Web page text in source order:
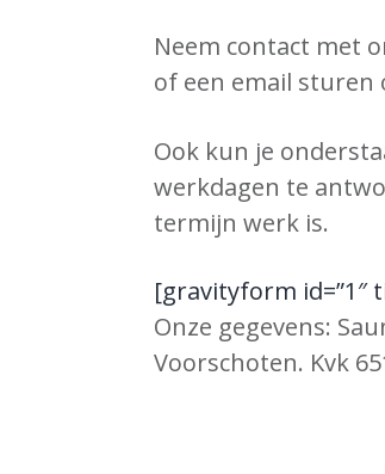
Neem contact met
of een email sturen
Ook kun je
werkdagen te
termijn werk is.
[gravityform id=”1″
Onze gegevens:
Voorschoten. Kvk